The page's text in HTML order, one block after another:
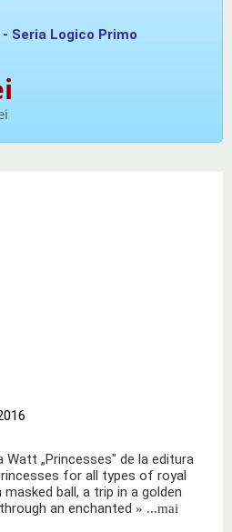
Seria Logico Primo
Watt „Princesses" de la editura
for all types of royal
ball, a trip in a golden
an enchanted » ...mai